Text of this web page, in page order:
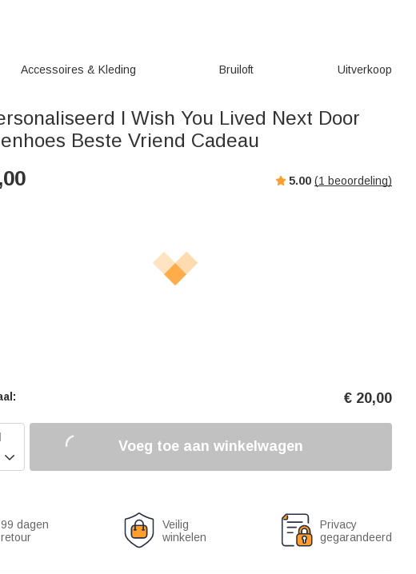
Accessoires & Kleding Bruiloft Uitverkoop
I Wish You Lived Next Door
Beste Vriend Cadeau
5.00 (1 beoordeling)
€ 20,00

Voeg toe aan winkelwagen
99 dagen
retour
Veilig
winkelen
Privacy
gegarandeerd